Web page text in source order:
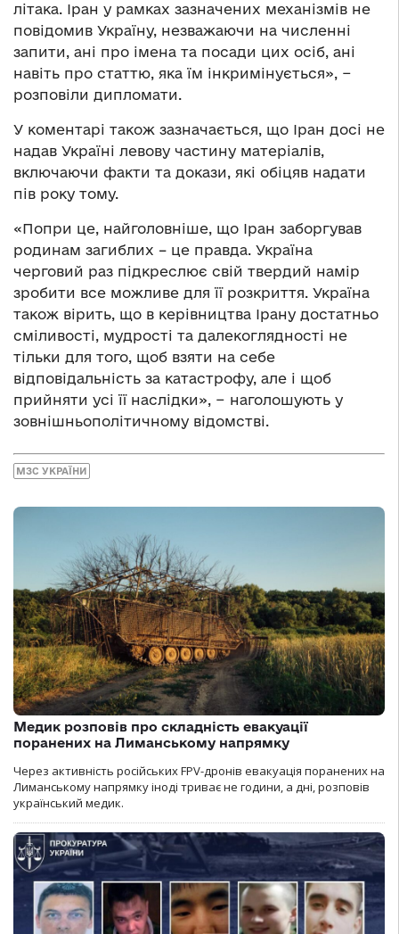
літака. Іран у рамках зазначених механізмів не
повідомив Україну, незважаючи на численні
запити, ані про імена та посади цих осіб, ані
навіть про статтю, яка їм інкримінується», −
розповіли дипломати.
У коментарі також зазначається, що Іран досі не
надав Україні левову частину матеріалів,
включаючи факти та докази, які обіцяв надати
пів року тому.
«Попри це, найголовніше, що Іран заборгував
родинам загиблих – це правда. Україна
черговий раз підкреслює свій твердий намір
зробити все можливе для її розкриття. Україна
також вірить, що в керівництва Ірану достатньо
сміливості, мудрості та далекоглядності не
тільки для того, щоб взяти на себе
відповідальність за катастрофу, але і щоб
прийняти усі її наслідки», − наголошують у
зовнішньополітичному відомстві.
МЗС УКРАЇНИ
Медик розповів про складність евакуації
поранених на Лиманському напрямку
Через активність російських FPV-дронів евакуація поранених на
Лиманському напрямку іноді триває не години, а дні, розповів
український медик.